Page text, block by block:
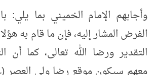
وأجابهم الإمام الخميني بما يلي:
الفرض المشار إليه، فإن ما قام به
التقدير ورضا الله تعالى، كما أن